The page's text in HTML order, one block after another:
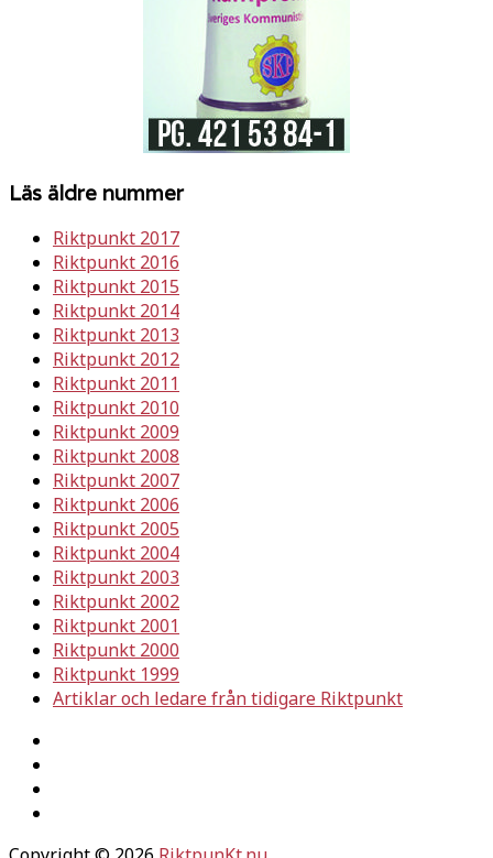
Läs äldre nummer
Riktpunkt 2017
Riktpunkt 2016
Riktpunkt 2015
Riktpunkt 2014
Riktpunkt 2013
Riktpunkt 2012
Riktpunkt 2011
Riktpunkt 2010
Riktpunkt 2009
Riktpunkt 2008
Riktpunkt 2007
Riktpunkt 2006
Riktpunkt 2005
Riktpunkt 2004
Riktpunkt 2003
Riktpunkt 2002
Riktpunkt 2001
Riktpunkt 2000
Riktpunkt 1999
Artiklar och ledare från tidigare Riktpunkt